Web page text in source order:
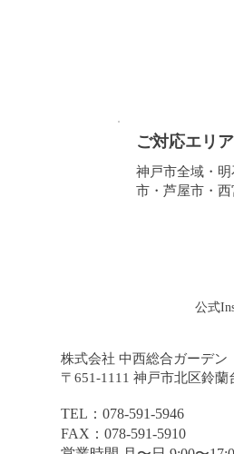
神戸市全域・
市・芦屋市・
ご対応エリア
公式
​株式会社 中西総合ガーデン
〒651-1111 神戸市北区鈴蘭
TEL：078-591-5946
FAX：078-591-5910